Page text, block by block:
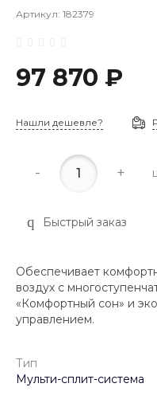
Артикул: 182379
97 870 ₽
Нашли дешевле?
- +
Быстрый заказ
Обеспечивает
воздух с
«Комфортный сон» и
управлением.
Тип
Мульти-сплит-система